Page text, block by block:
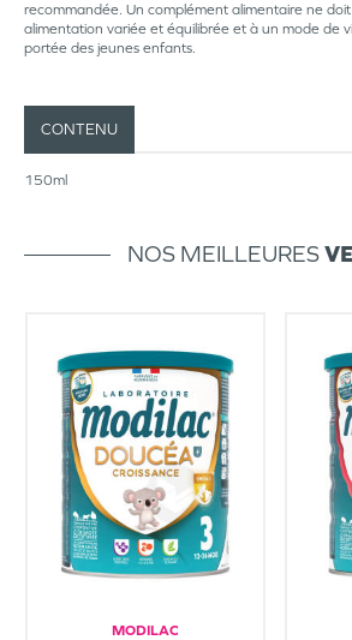
recommandée. Un complément alimentaire ne
alimentation variée et équilibrée et à un mode de
portée des jeunes enfants.
CONTENU
150ml
NOS MEILLEURES
MODILAC